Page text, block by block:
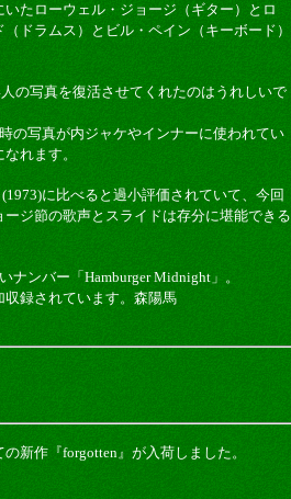
たローウェル・ジョージ（ギター）とロ
ドラムス）とビル・ペイン（キーボード）
の写真を復活させてくれたのはうれしいで
の写真が内ジャケやインナーに使われてい
れます。
に比べると過小評価されていて、今回
ジ節の歌声とスライドは存分に堪能できる
ンバー「Hamburger Midnight」。
録されています。森陽馬
新作『forgotten』が入荷しました。